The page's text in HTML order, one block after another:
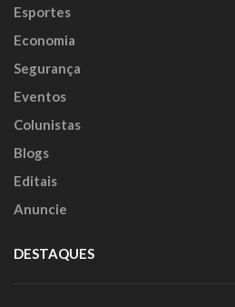
Esportes
Economia
Segurança
Eventos
Colunistas
Blogs
Editais
Anuncie
DESTAQUES